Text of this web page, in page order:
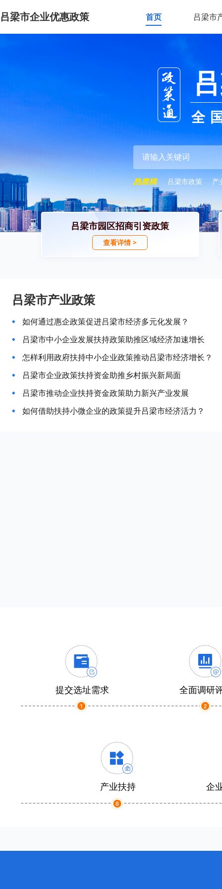
吕梁市企业优惠政策 首页 吕梁市
全
吕梁市政策 产
吕梁市园区招商引资政策
查看详情 >
吕梁市产业政策
如何通过惠企政策促进吕梁市经济多元化发展？
吕梁市中小企业发展扶持政策助推区域经济加速增长
怎样利用政府扶持中小企业政策推动吕梁市经济增长？
吕梁市企业政策扶持资金助推乡村振兴新局面
吕梁市推动企业扶持资金政策助力新兴产业发展
如何借助扶持小微企业的政策提升吕梁市经济活力？
提交选址需求 全面调研
产业扶持 企